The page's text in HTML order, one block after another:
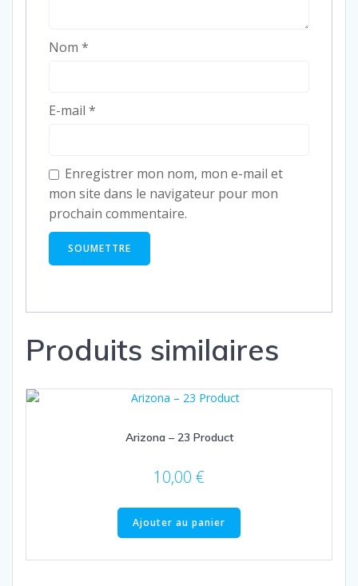
Nom *
E-mail *
Enregistrer mon nom, mon e-mail et
mon site dans le navigateur pour mon
prochain commentaire.
Produits similaires
Arizona – 23 Product
10,00 €
Ajouter au panier